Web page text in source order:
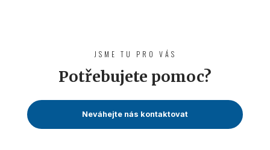
JSME TU PRO VÁS
Potřebujete pomoc?
Neváhejte nás kontaktovat